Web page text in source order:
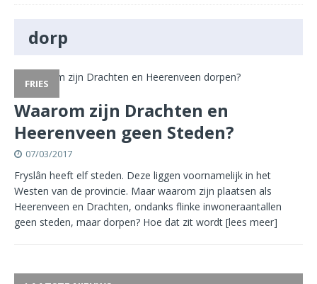
dorp
FRIES
Waarom zijn Drachten en
Heerenveen geen Steden?
07/03/2017
Fryslân heeft elf steden. Deze liggen voornamelijk in het
Westen van de provincie. Maar waarom zijn plaatsen als
Heerenveen en Drachten, ondanks flinke inwoneraantallen
geen steden, maar dorpen? Hoe dat zit wordt [lees meer]